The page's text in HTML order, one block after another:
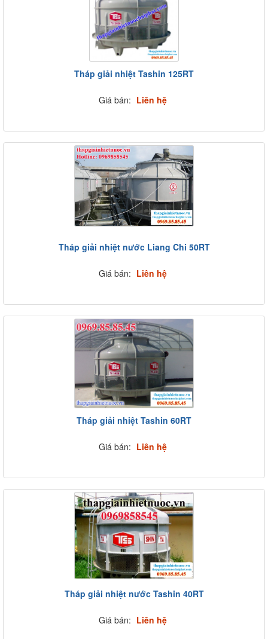
Tháp giải nhiệt Tashin 125RT
Giá bán: Liên hệ
Tháp giải nhiệt nước Liang Chi 50RT
Giá bán: Liên hệ
Tháp giải nhiệt Tashin 60RT
Giá bán: Liên hệ
Tháp giải nhiệt nước Tashin 40RT
Giá bán: Liên hệ